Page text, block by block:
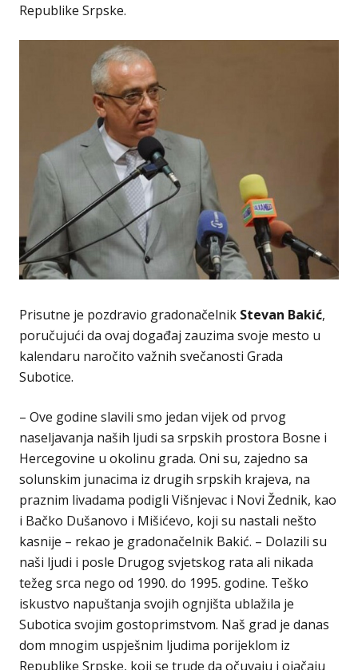
Republike Srpske.
Prisutne je pozdravio gradonačelnik Stevan Bakić,
poručujući da ovaj događaj zauzima svoje mesto u
kalendaru naročito važnih svečanosti Grada
Subotice.
– Ove godine slavili smo jedan vijek od prvog
naseljavanja naših ljudi sa srpskih prostora Bosne i
Hercegovine u okolinu grada. Oni su, zajedno sa
solunskim junacima iz drugih srpskih krajeva, na
praznim livadama podigli Višnjevac i Novi Žednik, kao
i Bačko Dušanovo i Mišićevo, koji su nastali nešto
kasnije – rekao je gradonačelnik Bakić. – Dolazili su
naši ljudi i posle Drugog svjetskog rata ali nikada
težeg srca nego od 1990. do 1995. godine. Teško
iskustvo napuštanja svojih ognjišta ublažila je
Subotica svojim gostoprimstvom. Naš grad je danas
dom mnogim uspješnim ljudima porijeklom iz
Republike Srpske, koji se trude da očuvaju i ojačaju